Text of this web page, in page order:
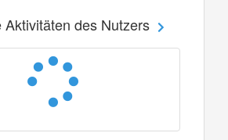
Aktivitäten des Nutzers